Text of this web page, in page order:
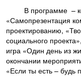
В программе –
«Самопрезентация
проектированию,
социального
игра «Один день из
окончании
«Если ты есть – будь